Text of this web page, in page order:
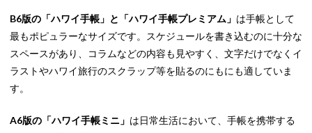
B6版の「ハワイ手帳」と「ハワイ手帳プレミアム」 は手帳として
最もポピュラーなサイズです。スケジュールを書き込むのに十分な
スペースがあり、コラムなどの内容も見やすく、文字だけでなくイ
ラストやハワイ旅行のスクラップ等を貼るのにもにも適していま
す。
A6版の「ハワイ手帳ミニ」 は日常生活において、手帳を携帯する